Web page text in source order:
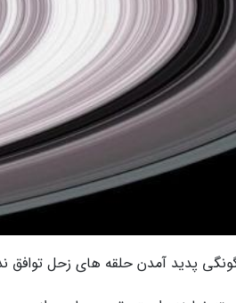
پدید آمدن حلقه های زحل توافق